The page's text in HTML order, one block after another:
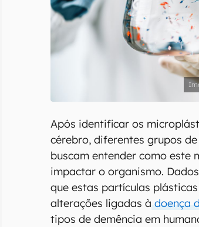
Após identificar os
cérebro, diferentes grupos
buscam entender como este
impactar o organismo.
que estas partículas
alterações ligadas à doença
tipos de demência em